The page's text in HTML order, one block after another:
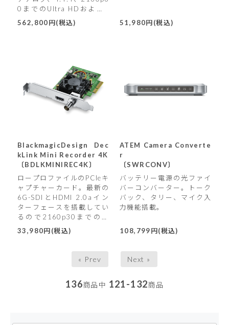
0までのUltra HDおよび4
K、H.265ハードウェアエ
ンコードに対応。
562,800円(税込) 51,980円(税込)
BlackmagicDesign Dec
kLink Mini Recorder 4K
〔BDLKMINIREC4K〕
ロープロファイルのPCIeキ
ャプチャーカード。最新の
6G-SDIとHDMI 2.0aイン
ターフェースを搭載してい
るので2160p30までのあ
らゆるフォーマットで収録
が可能！
33,980円(税込)
ATEM Camera Converte
r
〔SWRCONV〕
バッテリー電源の光ファイ
バーコンバーター。トーク
バック、タリー、マイク入
力機能搭載。
108,799円(税込)
« Prev Next »
136商品中 121-132商品